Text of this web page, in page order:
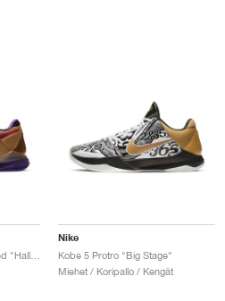
Kobe 5 Protro x Undefeated "Hall of Fame"
Nike
Kobe 5 Protro "Big Stage"
Miehet / Koripallo / Kengät